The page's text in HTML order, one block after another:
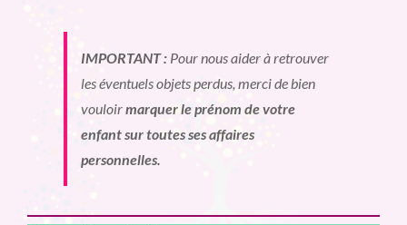
IMPORTANT : Pour nous aider à retrouver
les éventuels objets perdus, merci de bien
vouloirmarquer le prénom de votre
enfant sur toutes ses affaires
personnelles.